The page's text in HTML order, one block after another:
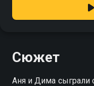
Сюжет
Аня и Дима сыграли